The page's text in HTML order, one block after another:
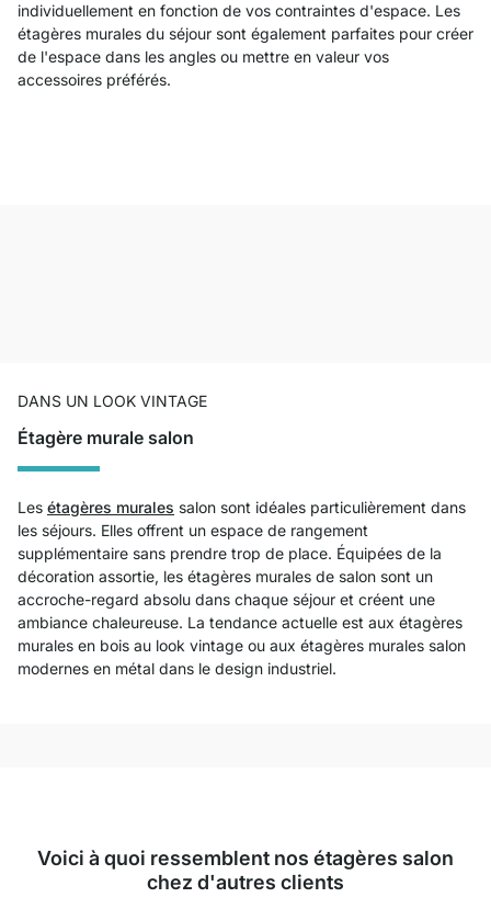
individuellement en fonction de vos contraintes d'espace. Les
étagères murales du séjour sont également parfaites pour créer
de l'espace dans les angles ou mettre en valeur vos
accessoires préférés.
DANS UN LOOK VINTAGE
Étagère murale salon
Les étagères murales salon sont idéales particulièrement dans
les séjours. Elles offrent un espace de rangement
supplémentaire sans prendre trop de place. Équipées de la
décoration assortie, les étagères murales de salon sont un
accroche-regard absolu dans chaque séjour et créent une
ambiance chaleureuse. La tendance actuelle est aux étagères
murales en bois au look vintage ou aux étagères murales salon
modernes en métal dans le design industriel.
Voici à quoi ressemblent nos étagères salon
chez d'autres clients